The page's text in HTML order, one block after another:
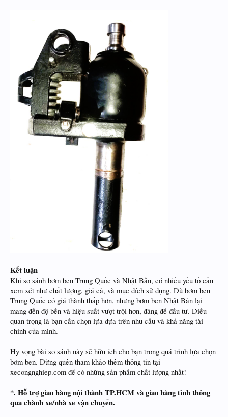
Kết luận
Khi so sánh bơm ben Trung Quốc và Nhật Bản, có nhiều yếu tố cần
xem xét như chất lượng, giá cả, và mục đích sử dụng. Dù bơm ben
Trung Quốc có giá thành thấp hơn, nhưng bơm ben Nhật Bản lại
mang đến độ bền và hiệu suất vượt trội hơn, đáng để đầu tư. Điều
quan trọng là bạn cần chọn lựa dựa trên nhu cầu và khả năng tài
chính của mình.
Hy vọng bài so sánh này sẽ hữu ích cho bạn trong quá trình lựa chọn
bơm ben. Đừng quên tham khảo thêm thông tin tại
xecongnghiep.com để có những sản phẩm chất lượng nhất!
*. Hỗ trợ giao hàng nội thành TP.HCM và giao hàng tỉnh thông
qua chành xe/nhà xe vận chuyển.